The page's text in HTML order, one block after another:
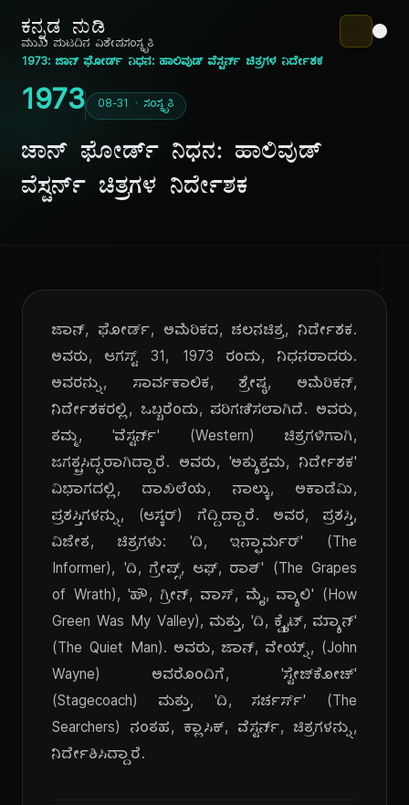
ಕನ್ನಡ ನುಡಿ
ಮುಖ ಪುಟದಿನ ವಿಶೇಷಸಂಸ್ಕೃತಿ
1973: ಜಾನ್ ಫೋರ್ಡ್ ನಿಧನ: ಹಾಲಿವುಡ್ ವೆಸ್ಟರ್ನ್ ಚಿತ್ರಗಳ ನಿರ್ದೇಶಕ
1973 08-31 · ಸಂಸ್ಕೃತಿ
ಜಾನ್ ಫೋರ್ಡ್ ನಿಧನ: ಹಾಲಿವುಡ್
ವೆಸ್ಟರ್ನ್ ಚಿತ್ರಗಳ ನಿರ್ದೇಶಕ
ಜಾನ್, ಫೋರ್ಡ್, ಅಮೆರಿಕದ, ಚಲನಚಿತ್ರ, ನಿರ್ದೇಶಕ.
ಅವರು, ಆಗಸ್ಟ್ 31, 1973 ರಂದು, ನಿಧನರಾದರು.
ಅವರನ್ನು, ಸಾರ್ವಕಾಲಿಕ, ಶ್ರೇಷ್ಠ, ಅಮೆರಿಕನ್,
ನಿರ್ದೇಶಕರಲ್ಲಿ, ಒಬ್ಬರೆಂದು, ಪರಿಗಣಿಸಲಾಗಿದೆ. ಅವರು,
ತಮ್ಮ, 'ವೆಸ್ಟರ್ನ್' (Western) ಚಿತ್ರಗಳಿಗಾಗಿ,
ಜಗತ್ಪ್ರಸಿದ್ಧರಾಗಿದ್ದಾರೆ. ಅವರು, 'ಅತ್ಯುತ್ತಮ, ನಿರ್ದೇಶಕ'
ವಿಭಾಗದಲ್ಲಿ, ದಾಖಲೆಯ, ನಾಲ್ಕು, ಅಕಾಡೆಮಿ,
ಪ್ರಶಸ್ತಿಗಳನ್ನು, (ಆಸ್ಕರ್) ಗೆದ್ದಿದ್ದಾರೆ. ಅವರ, ಪ್ರಶಸ್ತಿ,
ವಿಜೇತ, ಚಿತ್ರಗಳು: 'ದಿ, ಇನ್ಫಾರ್ಮರ್' (The
Informer), 'ದಿ, ಗ್ರೇಪ್ಸ್, ಆಫ್, ರಾತ್' (The Grapes
of Wrath), 'ಹೌ, ಗ್ರೀನ್, ವಾಸ್, ಮೈ, ವ್ಯಾಲಿ' (How
Green Was My Valley), ಮತ್ತು, 'ದಿ, ಕ್ವೈಟ್, ಮ್ಯಾನ್'
(The Quiet Man). ಅವರು, ಜಾನ್, ವೇಯ್ನ್, (John
Wayne) ಅವರೊಂದಿಗೆ, 'ಸ್ಟೇಜ್‌ಕೋಚ್'
(Stagecoach) ಮತ್ತು, 'ದಿ, ಸರ್ಚರ್ಸ್' (The
Searchers) ನಂತಹ, ಕ್ಲಾಸಿಕ್, ವೆಸ್ಟರ್ನ್, ಚಿತ್ರಗಳನ್ನು,
ನಿರ್ದೇಶಿಸಿದ್ದಾರೆ.